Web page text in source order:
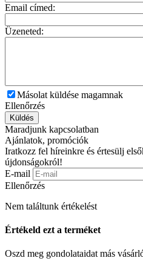
Email címed:
Üzeneted:
Másolat küldése magamnak
Ellenőrzés
Küldés
Maradjunk kapcsolatban
Ajánlatok, promóciók
Iratkozz fel híreinkre és értesülj
újdonságokról!
E-mail
Ellenőrzés
Nem találtunk értékelést
Értékeld ezt a terméket
Oszd meg gondolataidat más